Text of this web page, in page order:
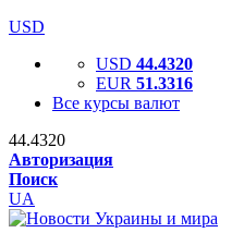
USD
USD 44.4320
EUR 51.3316
Все курсы валют
44.4320
Авторизация
Поиск
UA